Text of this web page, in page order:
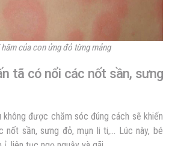
hăm của con ửng đỏ từng mảng
tã có nổi các nốt sần, sưng
được chăm sóc đúng cách sẽ khiến
nốt sần, sưng đỏ, mụn li ti,… Lúc này, bé